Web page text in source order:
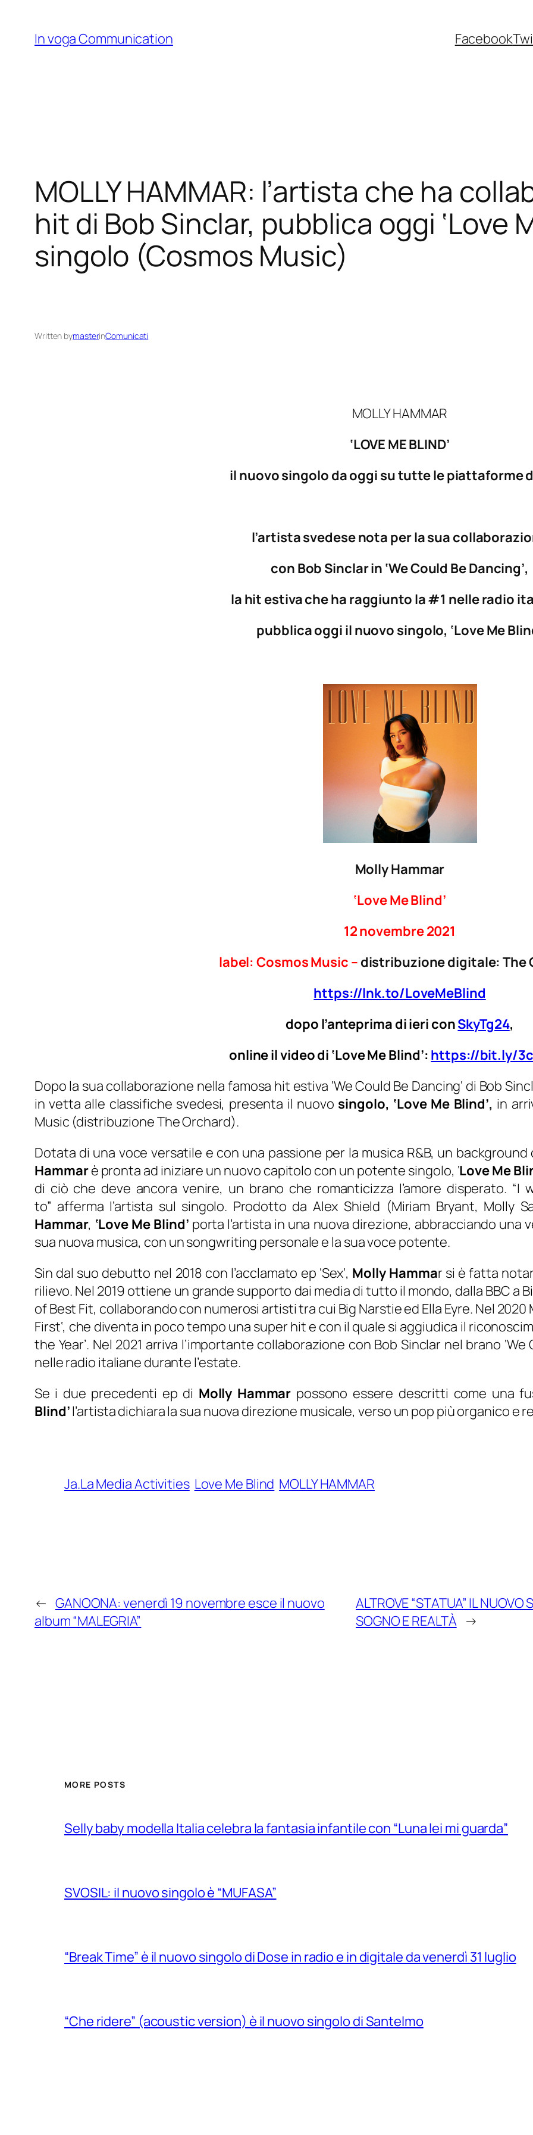
content
In voga Communication Facebook
MOLLY HAMMAR: l’artista che ha
hit di Bob Sinclar, pubblica oggi ‘Love
singolo (Cosmos Music)
Written bymasterinComunicati
MOLLY HAMMAR
‘LOVE ME BLIND’
il nuovo singolo da oggi su tutte le piattaforme
l’artista svedese nota per la sua
con Bob Sinclar in ‘We Could Be Dancing’,
la hit estiva che ha raggiunto la #1 nelle radio
pubblica oggi il nuovo singolo, ‘Love Me
Molly Hammar
‘Love Me Blind’
12 novembre 2021
label: Cosmos Music – distribuzione digitale: The
https://lnk.to/LoveMeBlind
dopo l’anteprima di ieri conSkyTg24,
online il video di ‘Love Me Blind’: https://bit.ly/
Dopo la sua collaborazione nella famosa hit estiva ‘We Could Be Dancing‘ di Bob
in vetta alle classifiche svedesi, presenta il nuovo singolo, ‘Love Me Blind’, in
Music (distribuzione The Orchard).
Dotata di una voce versatile e con una passione per la musica R&B, un
Hammarè pronta ad iniziare un nuovo capitolo con un potente singolo, ‘Love Me
di ciò che deve ancora venire, un brano che romanticizza l’amore disperato. “I
to” afferma l’artista sul singolo. Prodotto da Alex Shield (Miriam Bryant, Molly
Hammar, ‘Love Me Blind’ porta l’artista in una nuova direzione, abbracciando una
sua nuova musica, con un songwriting personale e la sua voce potente.
Sin dal suo debutto nel 2018 con l’acclamato ep ‘Sex‘, Molly Hammar si è fatta
rilievo. Nel 2019 ottiene un grande supporto dai media di tutto il mondo, dalla BBC a
of Best Fit, collaborando con numerosi artisti tra cui Big Narstie ed Ella Eyre. Nel 2020
First‘, che diventa in poco tempo una super hit e con il quale si aggiudica il
the Year’. Nel 2021 arriva l’importante collaborazione con Bob Sinclar nel brano ‘We
nelle radio italiane durante l’estate.
Se i due precedenti ep di Molly Hammar possono essere descritti come una
Blind’l’artista dichiara la sua nuova direzione musicale, verso un pop più organico e
Ja.La Media Activities Love Me Blind MOLLY HAMMAR
← GANOONA: venerdì 19 novembre esce il nuovo
album “MALEGRIA”
ALTROVE “STATUA” IL
SOGNO E REALTÀ →
MORE POSTS
Selly baby modella Italia celebra la fantasia infantile con “Luna lei mi guarda”
SVOSIL: il nuovo singolo è “MUFASA”
“Break Time” è il nuovo singolo di Dose in radio e in digitale da venerdì 31 luglio
“Che ridere” (acoustic version) è il nuovo singolo di Santelmo